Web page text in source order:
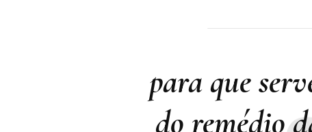
para que
do remédio